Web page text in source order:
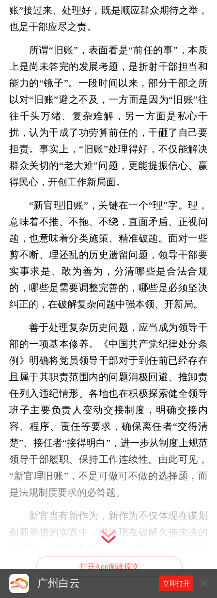
账”接过来、处理好，既是顺应群众期待之举，
也是干部应尽之责。
所谓“旧账”，表面看是“前任的事”，本质
上是尚未答完的发展考题，是折射干部担当和
能力的“镜子”。一段时间以来，部分干部之所
以对“旧账”避之不及，一方面是因为“旧账”往
往千头万绪、复杂难解，另一方面是私心干
扰，认为干成了功劳算前任的，干砸了自己要
担责。事实上，“旧账”处理得好，不仅能解决
群众关切的“老大难”问题，更能提振信心、赢
得民心，开创工作新局面。
“新官理旧账”，关键在一个“理”字。理，
意味着不推、不拖、不绕，直面矛盾、正视问
题，也意味着分类施策、精准破题。面对一些
剪不断、理还乱的历史遗留问题，领导干部要
实事求是、敢为善为，分清哪些是合法合规
的，哪些是需要调整完善的，哪些是必须坚决
纠正的，在破解复杂问题中强本领、开新局。
善于处理复杂历史问题，应当成为领导干
部的一项基本修养。《中国共产党纪律处分条
例》明确将党员领导干部对于到任前已经存在
且属于其职责范围内的问题消极回避、推卸责
任列入违纪情形。各地也在积极探索健全领导
班子主要负责人变动交接制度，明确交接内
容、程序、责任等要求，确保离任者“交得清
楚”、接任者“接得明白”，进一步从制度上规范
领导干部履职、保持工作连续性。由此可见，
“新官理旧账”，不是可做可不做的选择题，而
是法规制度要求的必答题。
新官当有新作为，新作为不仅体现在谋划
创新举措的实践中，也体现在破解久拖未决的
账”，才能在发展的“接力赛”中跑出加速度，带
来实打实的新变化。
打开App阅读原文
广州白云 立即打开